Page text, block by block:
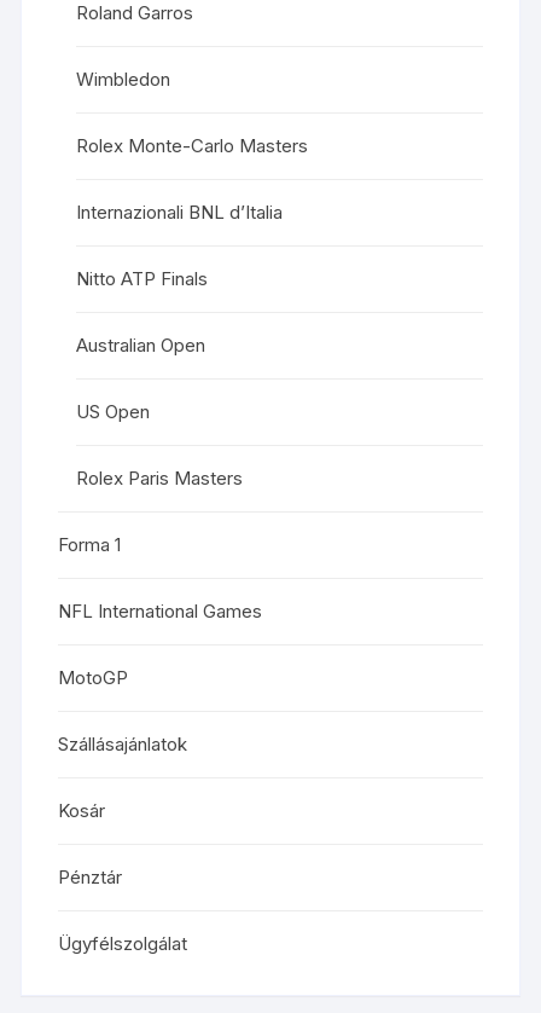
Roland Garros
Wimbledon
Rolex Monte-Carlo Masters
Internazionali BNL d’Italia
Nitto ATP Finals
Australian Open
US Open
Rolex Paris Masters
Forma 1
NFL International Games
MotoGP
Szállásajánlatok
Kosár
Pénztár
Ügyfélszolgálat